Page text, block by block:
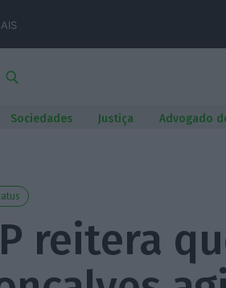
Sociedades Justiça Advogado
reitera